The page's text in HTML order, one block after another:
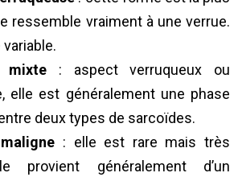
ressemble vraiment à une verrue.
mixte : aspect verruqueux ou
elle est généralement une phase
deux types de sarcoïdes.
maligne : elle est rare mais très
provient généralement d’un